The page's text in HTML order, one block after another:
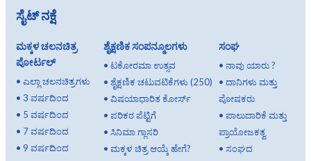
ಸೈಟ್ ನಕ್ಷೆ
ಮಕ್ಕಳ ಚಲನಚಿತ್ರ
ಪೋರ್ಟಲ್
• ಎಲ್ಲಾ ಚಲನಚಿತ್ರಗಳು
• 3 ವರ್ಷದಿಂದ
• 5 ವರ್ಷದಿಂದ
• 7 ವರ್ಷದಿಂದ
• 9 ವರ್ಷದಿಂದ
ಶೈಕ್ಷಣಿಕ ಸಂಪನ್ಮೂಲಗಳು
• ಟಕೋರಮಾ ಉತ್ಸವ
• ಶೈಕ್ಷಣಿಕ ಚಟುವಟಿಕೆಗಳು (250)
• ವಿಷಯಾಧಾರಿತ ಕೋರ್ಸ್
• ಪರಿಕರ ಪೆಟ್ಟಿಗೆ
• ಸಿನಿಮಾ ಗ್ಲಾಸರಿ
• ಮಕ್ಕಳ ಚಿತ್ರ ಆಯ್ಕೆ ಹೇಗೆ?
ಸಂಘ
•ನಾವು ಯಾರು ?
•ದಾನಿಗಳು ಮತ್ತು
ಪೋಷಕರು
•ಪಾಲುದಾರಿಕೆ ಮತ್ತು
ಪ್ರಾಯೋಜಕತ್ವ
•ಸಂಘದ